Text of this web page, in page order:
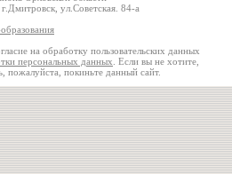
ул.Советская. 84-а
на обработку пользовательских данных
персональных данных . Если вы не хотите,
пожалуйста, покиньте данный сайт.